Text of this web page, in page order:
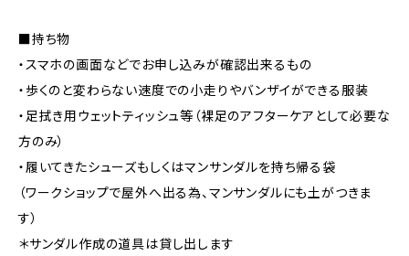
■持ち物
・スマホの画面などでお申し込みが確認出来るもの
・歩くのと変わらない速度での小走りやバンザイができる服装
・足拭き用ウェットティッシュ等（裸足のアフターケアとして必要な
方のみ）
・履いてきたシューズもしくはマンサンダルを持ち帰る袋
（ワークショップで屋外へ出る為、マンサンダルにも土がつきま
す）
＊サンダル作成の道具は貸し出します